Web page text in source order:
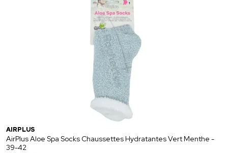
AIRPLUS
AirPlus Aloe Spa Socks Chaussettes Hydratantes Vert Menthe -
39-42